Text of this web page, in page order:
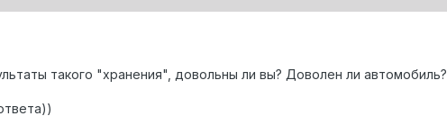
такого "хранения", довольны ли вы? Доволен ли автомобиль?